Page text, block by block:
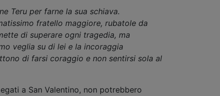
Teru per farne la sua schiava.
fratello maggiore, rubatole da
di superare ogni tragedia, ma
veglia su di lei e la incoraggia
di farsi coraggio e non sentirsi sola al
a San Valentino, non potrebbero